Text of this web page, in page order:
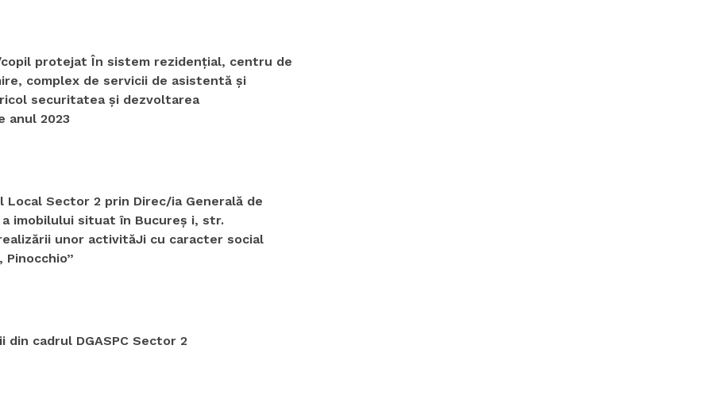
protejat În sistem rezidenţial, centru de
complex de servicii de asistentă şi
securitatea şi dezvoltarea
anul 2023
Sector 2 prin Direc/ia Generală de
imobilului situat în Bucureş i, str.
unor activităJi cu caracter social
cadrul DGASPC Sector 2